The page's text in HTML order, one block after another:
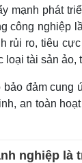
mạnh phát
công nghiệp
rủi ro, tiêu
loại tài sản ảo,
đảm cung
an toàn
nghiệp là